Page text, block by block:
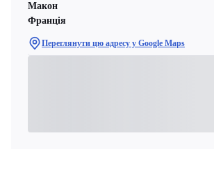
Макон
Франція
Переглянути цю адресу у Google Maps